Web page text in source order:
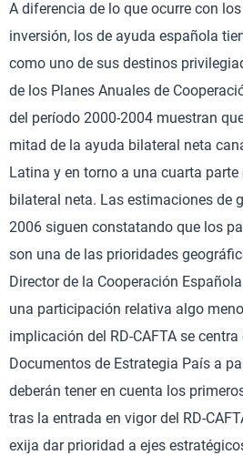
A diferencia de lo que ocurre con
inversión, los de ayuda española
como uno de sus destinos
de los Planes Anuales de
del período 2000-2004 muestran
mitad de la ayuda bilateral neta
Latina y en torno a una cuarta
bilateral neta. Las estimaciones de
2006 siguen constatando que los
son una de las prioridades
Director de la Cooperación
una participación relativa algo
implicación del RD-CAFTA se
Documentos de Estrategia País a
deberán tener en cuenta los
tras la entrada en vigor del RD-
exija dar prioridad a ejes